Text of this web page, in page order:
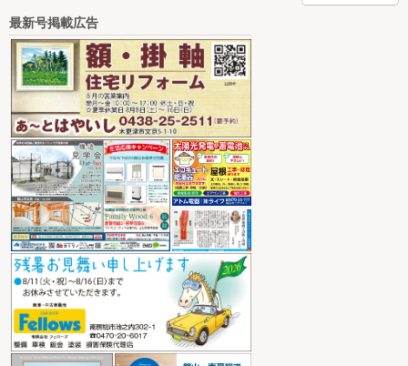
最新号掲載広告